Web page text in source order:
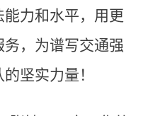
力和水平，用更
，为谱写交通强
坚实力量！